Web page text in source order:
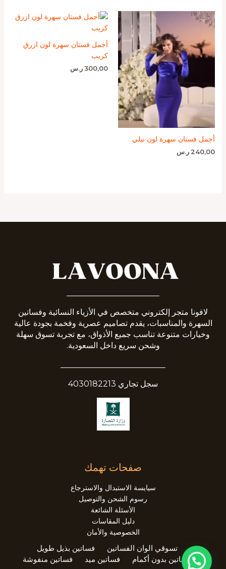
أجمل فستان سهرة لون نيلي
240,00 ر.س
أجمل فستان سهرة لون ازرق
كريب
300,00 ر.س
لافونا متجر إلكتروني متخصص في الأزياء النسائية وفساتين
السهرة والمناسبات، يقدم تصاميم عصرية وفخمة بجودة عالية
وخيارات متنوعة تناسب جميع الأذواق، مع تجربة تسوق سهلة
وشحن سريع داخل السعودية.
سجل تجاري 4030182213
صفحات تهمك
سيايسة الاستبدال والاسترجاع
رسوم الشحن والتوصيل
الأسئلة الشائعة
دليل المقاسات
الخصوصية والأمان
تسوقي الوان الفساتين
فساتين بذيل طويل
فساتين بدون أكمام
فساتين ميد فساتين منفوشة